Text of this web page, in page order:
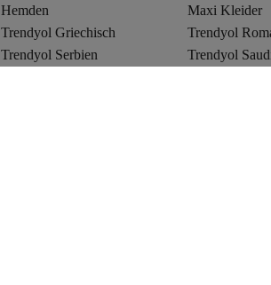
Hemden
Maxi Kleider
Trendyol Griechisch
Trendyol
Trendyol Serbien
Trendyol